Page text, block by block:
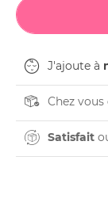
J'ajoute à
Chez vous
Satisfait